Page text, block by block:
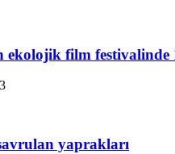
ekolojik film festivalinde
yaprakları